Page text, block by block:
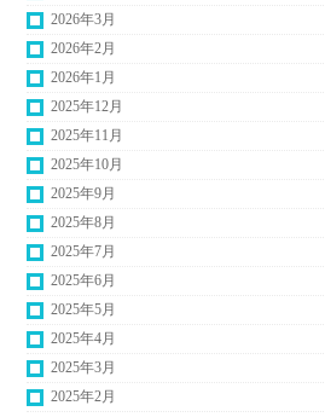
2026年3月
2026年2月
2026年1月
2025年12月
2025年11月
2025年10月
2025年9月
2025年8月
2025年7月
2025年6月
2025年5月
2025年4月
2025年3月
2025年2月